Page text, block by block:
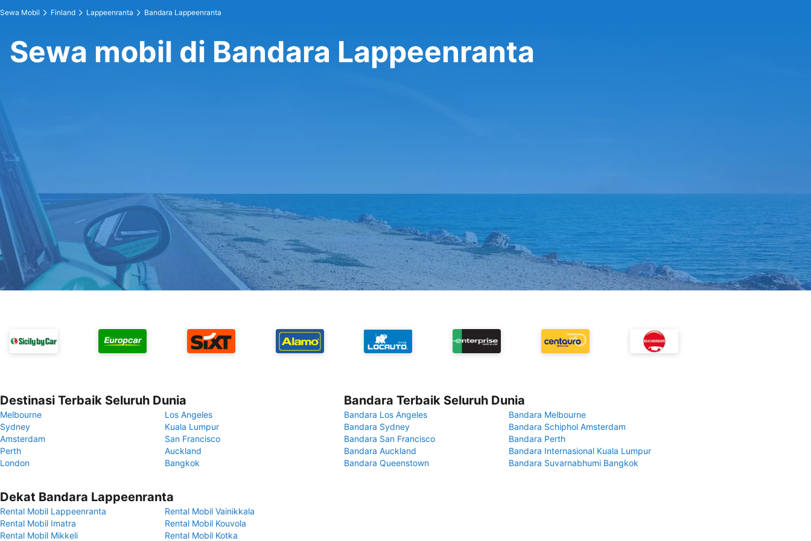
Sewa Mobil Finland Lappeenranta Bandara Lappeenranta
Sewa mobil di Bandara Lappeenranta
Destinasi Terbaik Seluruh Dunia
Melbourne
Los Angeles
Sydney
Kuala Lumpur
Amsterdam
San Francisco
Perth
Auckland
London
Bangkok
Bandara Terbaik Seluruh Dunia
Bandara Los Angeles
Bandara Melbourne
Bandara Sydney
Bandara Schiphol Amsterdam
Bandara San Francisco
Bandara Perth
Bandara Auckland
Bandara Internasional Kuala Lumpur
Bandara Queenstown
Bandara Suvarnabhumi Bangkok
Dekat Bandara Lappeenranta
Rental Mobil Lappeenranta
Rental Mobil Vainikkala
Rental Mobil Imatra
Rental Mobil Kouvola
Rental Mobil Mikkeli
Rental Mobil Kotka